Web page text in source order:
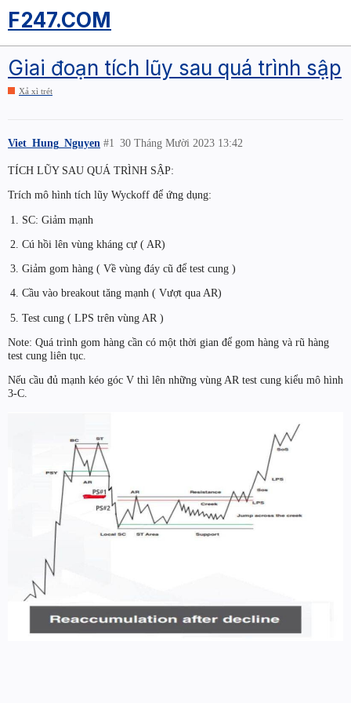
F247.COM
Giai đoạn tích lũy sau quá trình sập
Xả xì trét
Viet_Hung_Nguyen 30 Tháng Mười 2023 13:42
#1
TÍCH LŨY SAU QUÁ TRÌNH SẬP:
Trích mô hình tích lũy Wyckoff để ứng dụng:
SC: Giảm mạnh
Cú hồi lên vùng kháng cự ( AR)
Giảm gom hàng ( Về vùng đáy cũ để test cung )
Cầu vào breakout tăng mạnh ( Vượt qua AR)
Test cung ( LPS trên vùng AR )
Note: Quá trình gom hàng cần có một thời gian để gom hàng và rũ hàng
test cung liên tục.
Nếu cầu đủ mạnh kéo góc V thì lên những vùng AR test cung kiểu mô hình
3-C.